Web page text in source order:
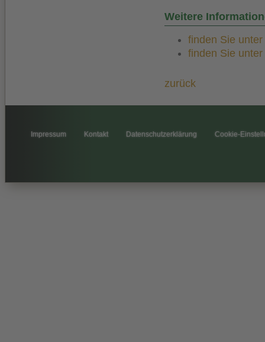
Weitere
finden Sie
finden Sie
zurück
Impressum Kontakt Datenschutzerklärung Cookie-